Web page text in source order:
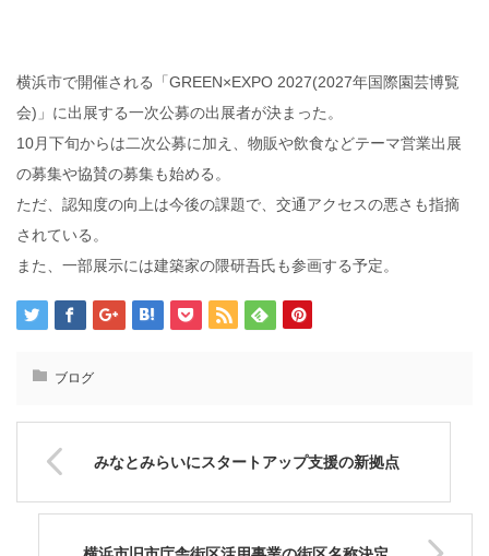
横浜市で開催される「GREEN×EXPO 2027(2027年国際園芸博覧
会)」に出展する一次公募の出展者が決まった。
10月下旬からは二次公募に加え、物販や飲食などテーマ営業出展
の募集や協賛の募集も始める。
ただ、認知度の向上は今後の課題で、交通アクセスの悪さも指摘
されている。
また、一部展示には建築家の隈研吾氏も参画する予定。
ブログ
みなとみらいにスタートアップ支援の新拠点